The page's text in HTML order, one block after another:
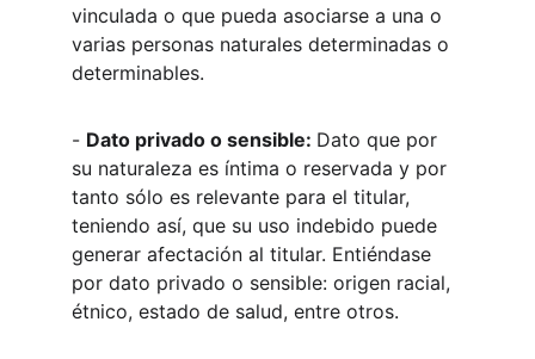
vinculada o que pueda asociarse a una o
varias personas naturales determinadas o
determinables.
- Dato privado o sensible: Dato que por
su naturaleza es íntima o reservada y por
tanto sólo es relevante para el titular,
teniendo así, que su uso indebido puede
generar afectación al titular. Entiéndase
por dato privado o sensible: origen racial,
étnico, estado de salud, entre otros.